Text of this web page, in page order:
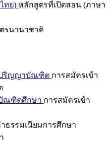
ทย) หลักสูตรที่เปิดสอน (ภาษา
รนานาชาติ
ปริญญาบัณฑิต การสมัครเข้า
ณฑิตศึกษา การสมัครเข้า
ธรรมเนียมการศึกษา